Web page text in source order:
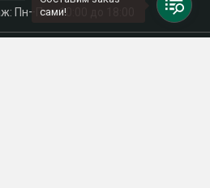
Пн–Пт с 10:00 до 18:00
сами!